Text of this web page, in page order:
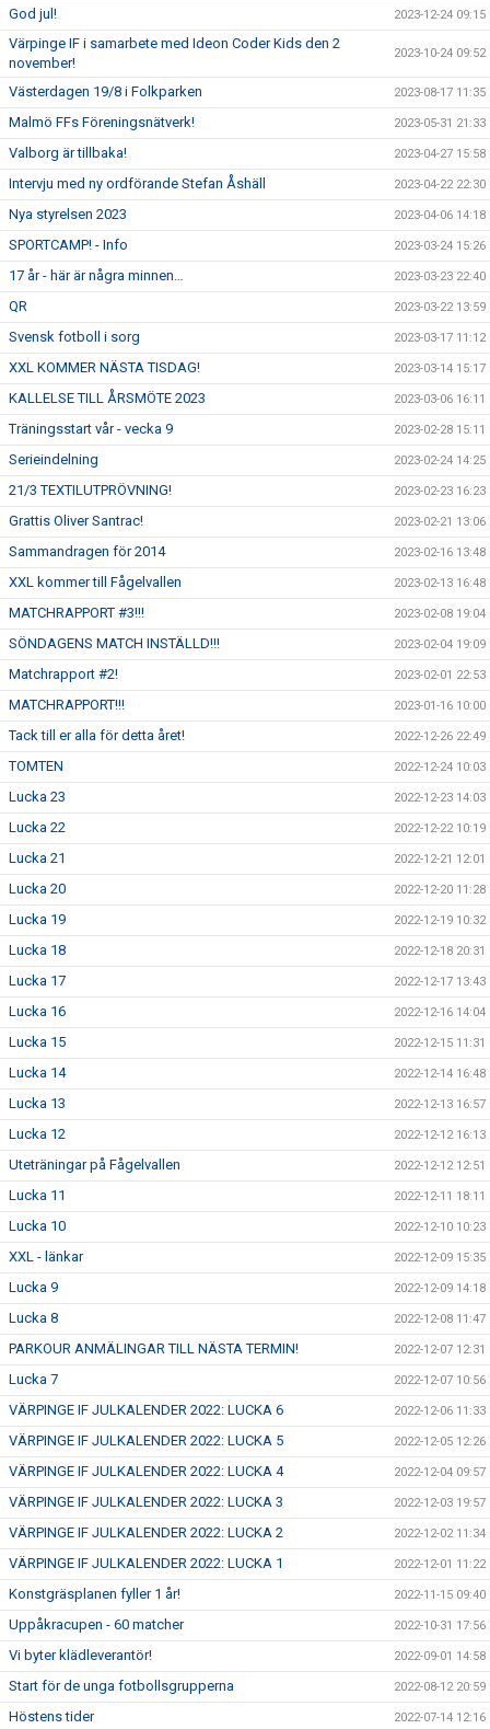
God jul! 2023-12-24 09:15
Värpinge IF i samarbete med Ideon Coder Kids den 2
november!
2023-10-24 09:52
Västerdagen 19/8 i Folkparken 2023-08-17 11:35
Malmö FFs Föreningsnätverk! 2023-05-31 21:33
Valborg är tillbaka! 2023-04-27 15:58
Intervju med ny ordförande Stefan Åshäll 2023-04-22 22:30
Nya styrelsen 2023 2023-04-06 14:18
SPORTCAMP! - Info 2023-03-24 15:26
17 år - här är några minnen… 2023-03-23 22:40
QR 2023-03-22 13:59
Svensk fotboll i sorg 2023-03-17 11:12
XXL KOMMER NÄSTA TISDAG! 2023-03-14 15:17
KALLELSE TILL ÅRSMÖTE 2023 2023-03-06 16:11
Träningsstart vår - vecka 9 2023-02-28 15:11
Serieindelning 2023-02-24 14:25
21/3 TEXTILUTPRÖVNING! 2023-02-23 16:23
Grattis Oliver Santrac! 2023-02-21 13:06
Sammandragen för 2014 2023-02-16 13:48
XXL kommer till Fågelvallen 2023-02-13 16:48
MATCHRAPPORT #3!!! 2023-02-08 19:04
SÖNDAGENS MATCH INSTÄLLD!!! 2023-02-04 19:09
Matchrapport #2! 2023-02-01 22:53
MATCHRAPPORT!!! 2023-01-16 10:00
Tack till er alla för detta året! 2022-12-26 22:49
TOMTEN 2022-12-24 10:03
Lucka 23 2022-12-23 14:03
Lucka 22 2022-12-22 10:19
Lucka 21 2022-12-21 12:01
Lucka 20 2022-12-20 11:28
Lucka 19 2022-12-19 10:32
Lucka 18 2022-12-18 20:31
Lucka 17 2022-12-17 13:43
Lucka 16 2022-12-16 14:04
Lucka 15 2022-12-15 11:31
Lucka 14 2022-12-14 16:48
Lucka 13 2022-12-13 16:57
Lucka 12 2022-12-12 16:13
Uteträningar på Fågelvallen 2022-12-12 12:51
Lucka 11 2022-12-11 18:11
Lucka 10 2022-12-10 10:23
XXL - länkar 2022-12-09 15:35
Lucka 9 2022-12-09 14:18
Lucka 8 2022-12-08 11:47
PARKOUR ANMÄLINGAR TILL NÄSTA TERMIN! 2022-12-07 12:31
Lucka 7 2022-12-07 10:56
VÄRPINGE IF JULKALENDER 2022: LUCKA 6 2022-12-06 11:33
VÄRPINGE IF JULKALENDER 2022: LUCKA 5 2022-12-05 12:26
VÄRPINGE IF JULKALENDER 2022: LUCKA 4 2022-12-04 09:57
VÄRPINGE IF JULKALENDER 2022: LUCKA 3 2022-12-03 19:57
VÄRPINGE IF JULKALENDER 2022: LUCKA 2 2022-12-02 11:34
VÄRPINGE IF JULKALENDER 2022: LUCKA 1 2022-12-01 11:22
Konstgräsplanen fyller 1 år! 2022-11-15 09:40
Uppåkracupen - 60 matcher 2022-10-31 17:56
Vi byter klädleverantör! 2022-09-01 14:58
Start för de unga fotbollsgrupperna 2022-08-12 20:59
Höstens tider 2022-07-14 12:16